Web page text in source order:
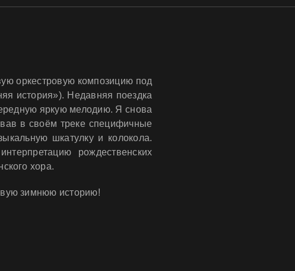
оркестровую композицию под
история»). Недавняя поездка
яркую мелодию. Я снова
в своём треке специфичные
шкатулку и колокола.
рождественских
хора.
зимнюю историю!